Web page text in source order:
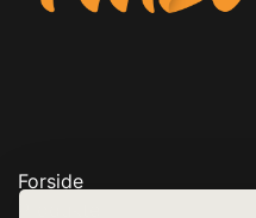
Forside